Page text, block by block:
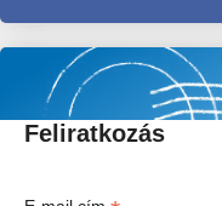
Feliratkozás